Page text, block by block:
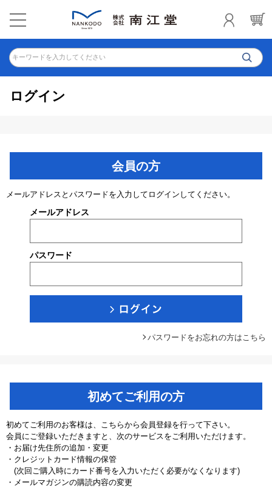
キーワードを入力してください
ログイン
会員の方
メールアドレスとパスワードを入力してログインしてください。
メールアドレス
パスワード
パスワードをお忘れの方はこちら
初めてご利用の方
初めてご利用のお客様は、こちらから会員登録を行って下さい。
会員にご登録いただきますと、次のサービスをご利用いただけます。
・お届け先住所の追加・変更
・クレジットカード情報の保管
(次回ご購入時にカード番号を入力いただく必要がなくなります)
・メールマガジンの購読内容の変更